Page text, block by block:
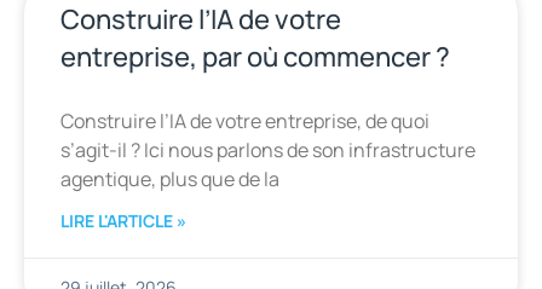
Construire l’IA de votre
entreprise, par où commencer ?
Construire l’IA de votre entreprise, de quoi
s’agit-il ? Ici nous parlons de son infrastructure
agentique, plus que de la
LIRE L'ARTICLE »